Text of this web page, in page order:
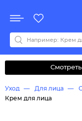
Все бренды
0-9ABCDEFGHIJKLM
Уход Для лица
Крем для лица